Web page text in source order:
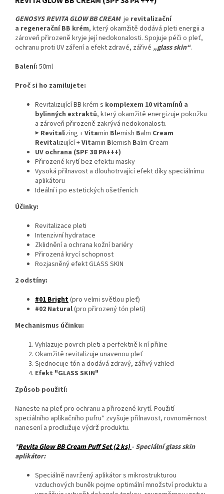
GENOSYS REVITA GLOW BB CREAMje revitalizační
a regenerační BB krém, který okamžitě dodává pleti energii a
zároveň přirozeně kryje její nedokonalosti. Spojuje péči o pleť,
ochranu proti UV záření a efekt zdravé, zářivé „glass skin“.
Balení: 50ml
Proč si ho zamilujete:
Revitalizující BB krém s komplexem 10 vitamínů a
bylinných extraktů, který okamžitě energizuje pokožku
a zároveň přirozeně zakrývá nedokonalosti.
▶ Revitalizing +Vitamin Blemish Balm Cream
Revitalizující +Vitamin Blemish Balm Cream
UV ochrana (SPF 38 PA+++)
Přirozené krytí bez efektu masky
Vysoká přilnavost a dlouhotrvající efekt díky speciálnímu
aplikátoru
Ideální i po estetických ošetřeních
Účinky:
Revitalizace pleti
Intenzivní hydratace
Zklidnění a ochrana kožní bariéry
Přirozená krycí schopnost
Rozjasněný efekt GLASS SKIN
2 odstíny:
#01 Bright(pro velmi světlou pleť)
#02 Natural(pro přirozený tón pleti)
Mechanismus účinku:
Vyhlazuje povrch pleti a perfektně k ní přilne
Okamžitě revitalizuje unavenou pleť
Sjednocuje tón a dodává zdravý, zářivý vzhled
Efekt "GLASS SKIN"
Způsob použití:
Naneste na pleť pro ochranu a přirozené krytí. Použití
speciálního aplikačního pufru* zvyšuje přilnavost, rovnoměrnost
nanesení a prodlužuje výdrž produktu.
*Revita Glow BB Cream Puff Set (2 ks)- Speciální glass skin
aplikátor:
Speciálně navržený aplikátor s mikrostrukturou
vzduchových buněk pojme optimální množství produktu a